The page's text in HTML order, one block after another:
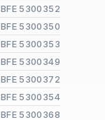
BFE 5300352
BFE 5300350
BFE 5300353
BFE 5300349
BFE 5300372
BFE 5300354
BFE 5300368